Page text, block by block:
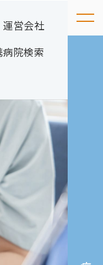
運営会社
院検索